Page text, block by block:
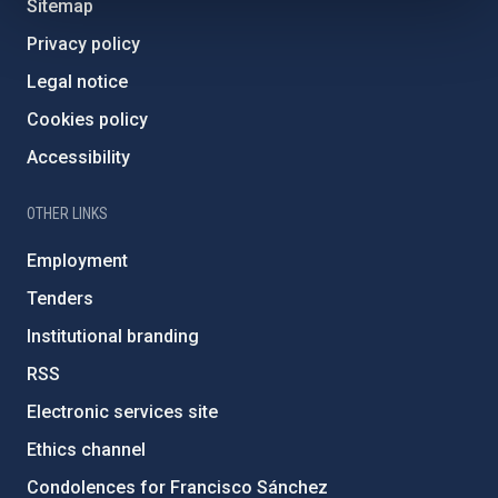
Sitemap
Privacy policy
Legal notice
Cookies policy
Accessibility
OTHER LINKS
Employment
Tenders
Institutional branding
RSS
Electronic services site
Ethics channel
Condolences for Francisco Sánchez